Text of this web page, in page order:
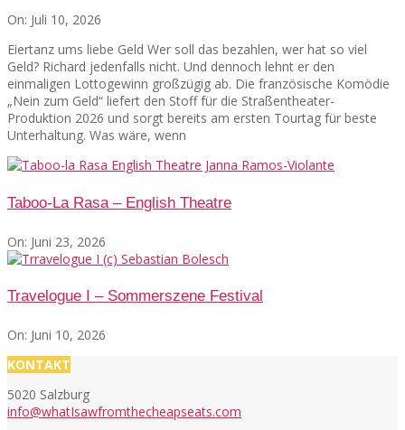
On: Juli 10, 2026
Eiertanz ums liebe Geld Wer soll das bezahlen, wer hat so viel
Geld? Richard jedenfalls nicht. Und dennoch lehnt er den
einmaligen Lottogewinn großzügig ab. Die französische Komödie
„Nein zum Geld“ liefert den Stoff für die Straßentheater-
Produktion 2026 und sorgt bereits am ersten Tourtag für beste
Unterhaltung. Was wäre, wenn
Taboo-La Rasa – English Theatre
On: Juni 23, 2026
Travelogue I – Sommerszene Festival
On: Juni 10, 2026
KONTAKT
5020 Salzburg
info@whatIsawfromthecheapseats.com